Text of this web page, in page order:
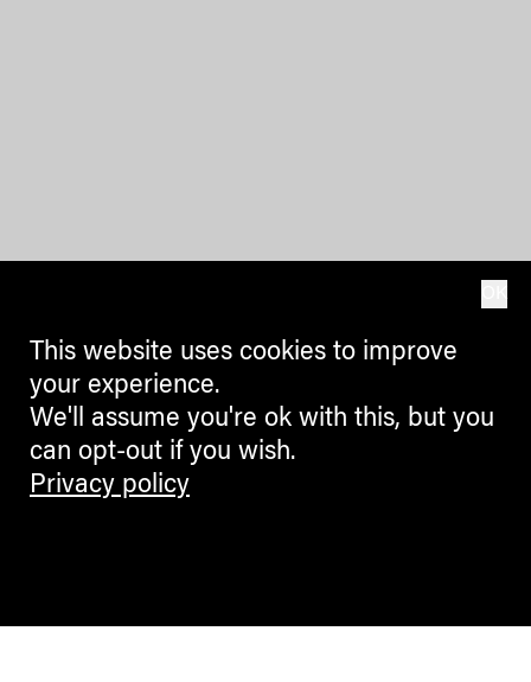
This website uses cookies to improve
your experience.
We'll assume you're ok with this, but you
can opt-out if you wish.
Privacy policy